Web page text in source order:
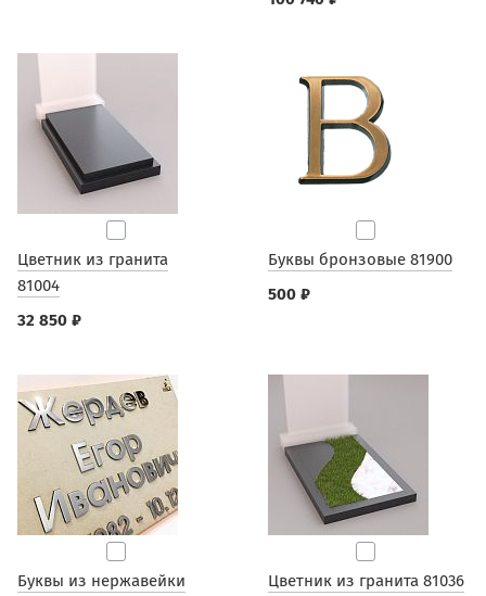
Цветник из гранита
81004
32 850 ₽
Буквы бронзовые 81900
500 ₽
Буквы из нержавейки
Цветник из гранита 81036